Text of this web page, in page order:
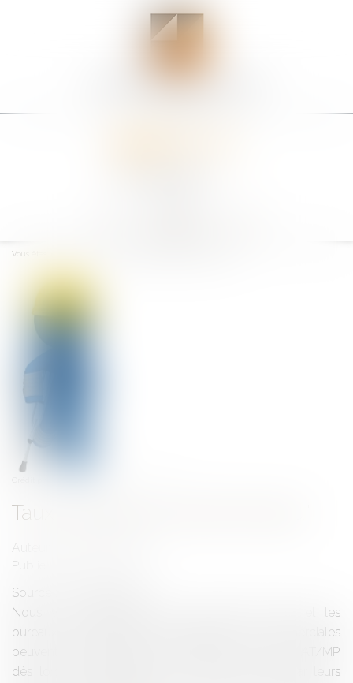
Vous êtes ici :
Taux accident du travail "bureau"
Auteur : SEDOS CONSEIL
Publié le :
Source :
Nous vous rappelons que les sièges sociaux et les
bureaux des entreprises industrielles et commerciales
peuvent faire l’objet d’un taux réduit de cotisations AT/MP,
dès lors qu’ils emploient des salariés qui, de par leurs